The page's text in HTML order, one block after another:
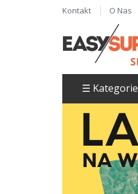
Kontakt O Nas
☰ Kategorie